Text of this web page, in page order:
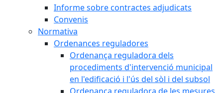
Informe sobre contractes adjudicats
Convenis
Normativa
Ordenances reguladores
Ordenança reguladora dels
procediments d'intervenció municipal
en l'edificació i l'ús del sòl i del subsol